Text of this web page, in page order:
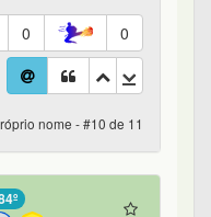
0 0
nome - #10 de 11